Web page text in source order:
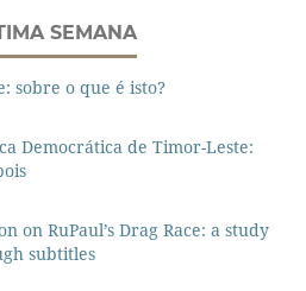
SEMANA
sobre o que é isto?
Democrática de Timor-Leste:
on RuPaul’s Drag Race: a study
subtitles